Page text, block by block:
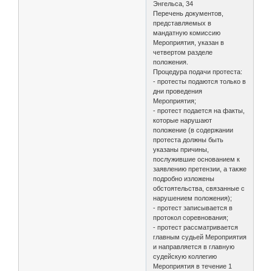
Энгельса, 34
Перечень документов,
представляемых в
мандатную комиссию
Мероприятия, указан в
четвертом разделе
положения.
Процедура подачи протеста:
- протесты подаются только в
дни проведения
Мероприятия;
- протест подается на факты,
которые нарушают
положение (в содержании
протеста должны быть
указаны причины,
послужившие основанием к
заявлению претензии, а также
подробно изложены
обстоятельства, связанные с
нарушением положения);
- протест записывается в
протокол соревнования;
- протест рассматривается
главным судьей Мероприятия
и направляется в главную
судейскую коллегию
Мероприятия в течение 1